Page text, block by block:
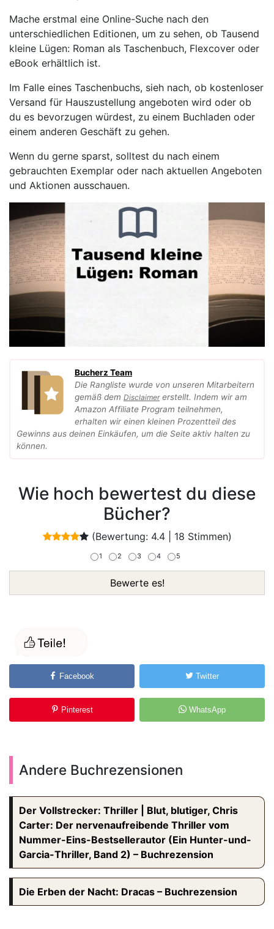
Mache erstmal eine Online-Suche nach den
unterschiedlichen Editionen, um zu sehen, ob Tausend
kleine Lügen: Roman als Taschenbuch, Flexcover oder
eBook erhältlich ist.
Im Falle eines Taschenbuchs, sieh nach, ob kostenloser
Versand für Hauszustellung angeboten wird oder ob
du es bevorzugen würdest, zu einem Buchladen oder
einem anderen Geschäft zu gehen.
Wenn du gerne sparst, solltest du nach einem
gebrauchten Exemplar oder nach aktuellen Angeboten
und Aktionen ausschauen.
Bucherz Team
Die Rangliste wurde von unseren Mitarbeitern
gemäß dem Disclaimererstellt. Indem wir am
Amazon Affiliate Program teilnehmen,
erhalten wir einen kleinen Prozentteil des
Gewinns aus deinen Einkäufen, um die Seite aktiv halten zu
können.
Wie hoch bewertest du diese
Bücher?
(Bewertung: 4.4| 18 Stimmen)
1 2 3 4 5
Bewerte es!
Facebook Twitter
Pinterest WhatsApp
Andere Buchrezensionen
Der Vollstrecker: Thriller | Blut, blutiger, Chris
Carter: Der nervenaufreibende Thriller vom
Nummer-Eins-Bestsellerautor (Ein Hunter-und-
Garcia-Thriller, Band 2) – Buchrezension
Die Erben der Nacht: Dracas – Buchrezension